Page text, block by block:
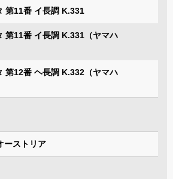
第11番 イ長調 K.331
第11番 イ長調 K.331（ヤマハ
第12番 ヘ長調 K.332（ヤマハ
ーストリア